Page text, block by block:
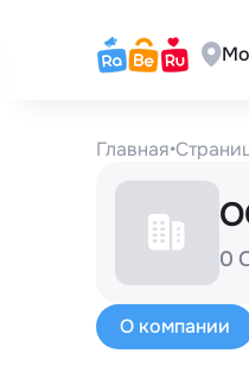
Главная•
0
О компании